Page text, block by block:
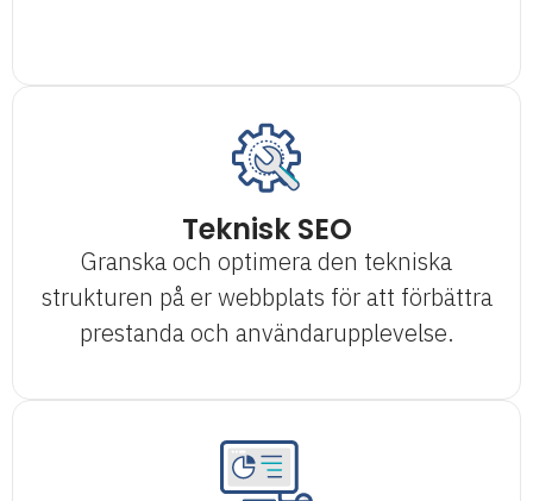
Teknisk SEO
Granska och optimera den tekniska
strukturen på er webbplats för att förbättra
prestanda och användarupplevelse.